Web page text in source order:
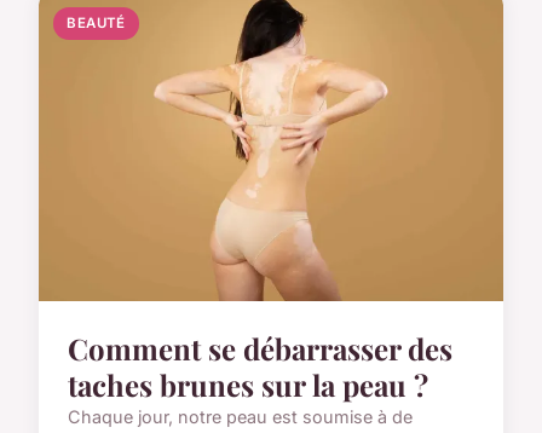
BEAUTÉ
Comment se débarrasser des
taches brunes sur la peau ?
Chaque jour, notre peau est soumise à de